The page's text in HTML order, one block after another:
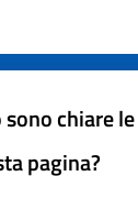
sono chiare
pagina?